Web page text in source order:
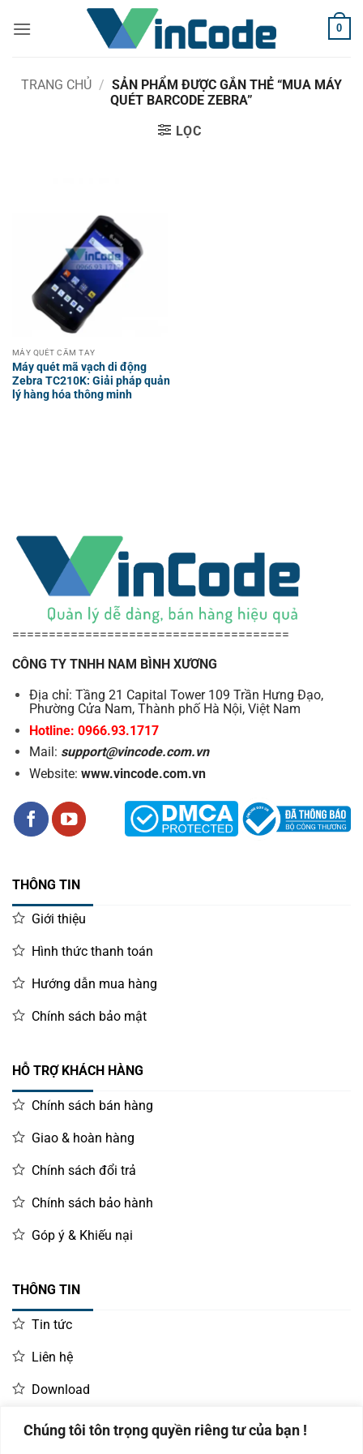
Chúng tôi tôn trọng quyền riêng tư của bạn !
qua
0
TRANG CHỦ / SẢN PHẨM ĐƯỢC GẮN THẺ “MUA MÁY
QUÉT BARCODE ZEBRA”
LỌC
MÁY QUÉT CẦM TAY
Máy quét mã vạch di động
Zebra TC210K: Giải pháp quản
lý hàng hóa thông minh
======================================
CÔNG TY TNHH NAM BÌNH XƯƠNG
Địa chỉ: Tầng 21 Capital Tower 109 Trần Hưng Đạo,
Phường Cửa Nam, Thành phố Hà Nội, Việt Nam
Hotline: 0966.93.1717
Mail: support@vincode.com.vn
Website: www.vincode.com.vn
THÔNG TIN
Giới thiệu
Hình thức thanh toán
Hướng dẫn mua hàng
Chính sách bảo mật
HỖ TRỢ KHÁCH HÀNG
Chính sách bán hàng
Giao & hoàn hàng
Chính sách đổi trả
Chính sách bảo hành
Góp ý & Khiếu nại
THÔNG TIN
Tin tức
Liên hệ
Download
LIÊN HỆ MUA HÀNG